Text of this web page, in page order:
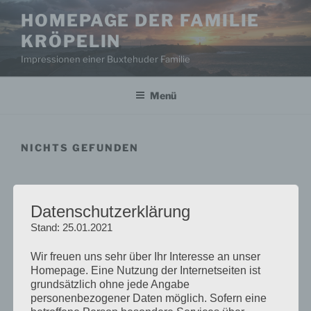
Inhalt
springen
HOMEPAGE DER FAMILIE
KRÖPELIN
Impressionen einer Buxtehuder Familie
Menü
NICHTS GEFUNDEN
Vielleicht hilft die Suchfunktion.
nach:
Suchen
nach:
Datenschutzerklärung
Stand: 25.01.2021
Wir freuen uns sehr über Ihr Interesse an unser
Homepage. Eine Nutzung der Internetseiten ist
grundsätzlich ohne jede Angabe
personenbezogener Daten möglich. Sofern eine